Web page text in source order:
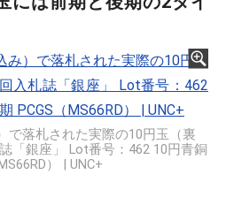
で落札された実際の10円玉（裏
「銀座」 Lot番号：462 10円青銅
） | UNC+